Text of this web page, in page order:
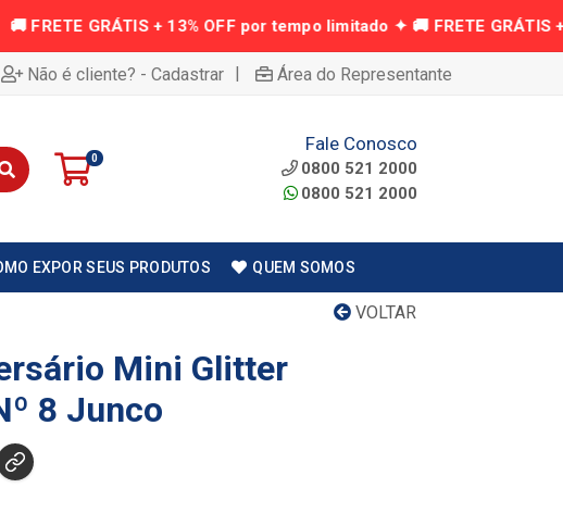
Não é cliente? - Cadastrar | Área do Representante
0
Fale Conosco
0800 521 2000
0800 521 2000
EXPOR SEUS PRODUTOS QUEM SOMOS
VOLTAR
Mini Glitter
8 Junco